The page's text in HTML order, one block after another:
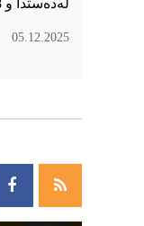
05.12.2025